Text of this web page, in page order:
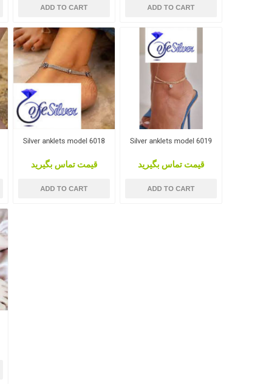
ADD TO CART ADD TO CART
Silver anklets model 6018
قیمت تماس بگیرید
ADD TO CART
Silver anklets model 6019
قیمت تماس بگیرید
ADD TO CART